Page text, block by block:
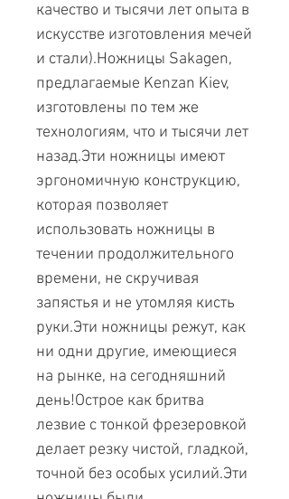
качество и тысячи лет опыта в
искусстве изготовления мечей
и стали).Ножницы Sakagen,
предлагаемые Kenzan Kiev,
изготовлены по тем же
технологиям, что и тысячи лет
назад.Эти ножницы имеют
эргономичную конструкцию,
которая позволяет
использовать ножницы в
течении продолжительного
времени, не скручивая
запястья и не утомляя кисть
руки.Эти ножницы режут, как
ни одни другие, имеющиеся
на рынке, на сегодняшний
день!Острое как бритва
лезвие с тонкой фрезеровкой
делает резку чистой, гладкой,
точной без особых усилий.Эти